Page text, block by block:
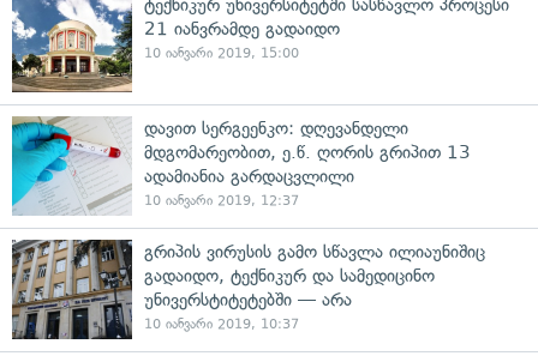
ტექნიკურ უნივერსიტეტში სასწავლო პროცესი
21 იანვრამდე გადაიდო
10 იანვარი 2019, 15:00
დავით სერგეენკო: დღევანდელი
მდგომარეობით, ე.წ. ღორის გრიპით 13
ადამიანია გარდაცვლილი
10 იანვარი 2019, 12:37
გრიპის ვირუსის გამო სწავლა ილიაუნიშიც
გადაიდო, ტექნიკურ და სამედიცინო
უნივერსტიტეტებში — არა
10 იანვარი 2019, 10:37